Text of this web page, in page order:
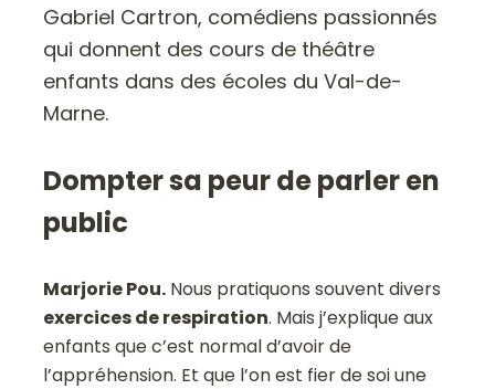
Gabriel Cartron, comédiens passionnés
qui donnent des cours de théâtre
enfants dans des écoles du Val-de-
Marne.
Dompter sa peur de parler en
public
Marjorie Pou. Nous pratiquons souvent divers
exercices de respiration. Mais j’explique aux
enfants que c’est normal d’avoir de
l’appréhension. Et que l’on est fier de soi une